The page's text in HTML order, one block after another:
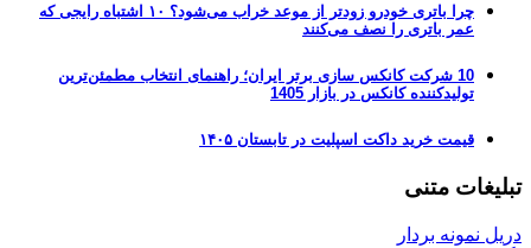
چرا باتری خودرو زودتر از موعد خراب می‌شود؟ ۱۰ اشتباه رایجی که
عمر باتری را نصف می‌کنند
10 شرکت کانکس سازی برتر ایران؛ راهنمای انتخاب مطمئن‌ترین
تولیدکننده کانکس در بازار 1405
قیمت خرید داکت اسپلیت در تابستان ۱۴۰۵
تبلیغات متنی
دریل نمونه بردار